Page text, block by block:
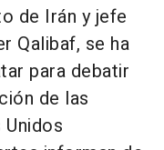
de Irán y jefe
Qalibaf, se ha
para debatir
de las